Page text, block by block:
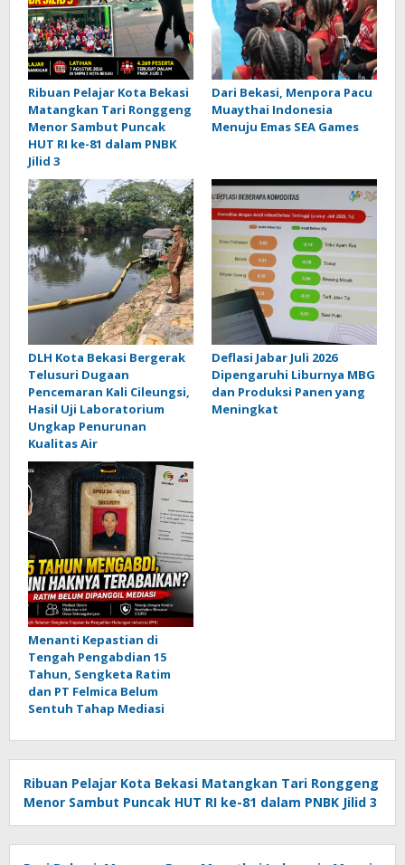
Ribuan Pelajar Kota Bekasi
Matangkan Tari Ronggeng
Menor Sambut Puncak
HUT RI ke-81 dalam PNBK
Jilid 3
Dari Bekasi, Menpora Pacu
Muaythai Indonesia
Menuju Emas SEA Games
DLH Kota Bekasi Bergerak
Telusuri Dugaan
Pencemaran Kali Cileungsi,
Hasil Uji Laboratorium
Ungkap Penurunan
Kualitas Air
Deflasi Jabar Juli 2026
Dipengaruhi Liburnya MBG
dan Produksi Panen yang
Meningkat
Menanti Kepastian di
Tengah Pengabdian 15
Tahun, Sengketa Ratim
dan PT Felmica Belum
Sentuh Tahap Mediasi
Ribuan Pelajar Kota Bekasi Matangkan Tari Ronggeng
Menor Sambut Puncak HUT RI ke-81 dalam PNBK Jilid 3